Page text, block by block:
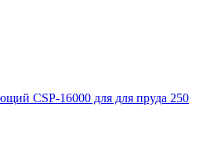
CSP-16000 для для пруда 250